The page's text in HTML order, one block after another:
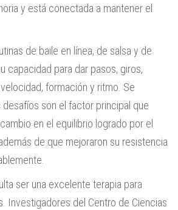
y está conectada a mantener el
de baile en línea, de salsa y de
capacidad para dar pasos, giros,
formación y ritmo. Se
son el factor principal que
en el equilibrio logrado por el
de que mejoraron su resistencia
ser una excelente terapia para
Investigadores del Centro de Ciencias